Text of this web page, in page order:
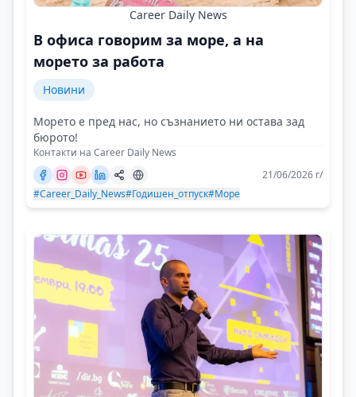
Career Daily News
В офиса говорим за море, а на
морето за работа
Новини
Морето е пред нас, но съзнанието ни остава зад
бюрото!
Контакти на Career Daily News
21/06/2026 г/
#Career_Daily_News#Годишен_отпуск#Море